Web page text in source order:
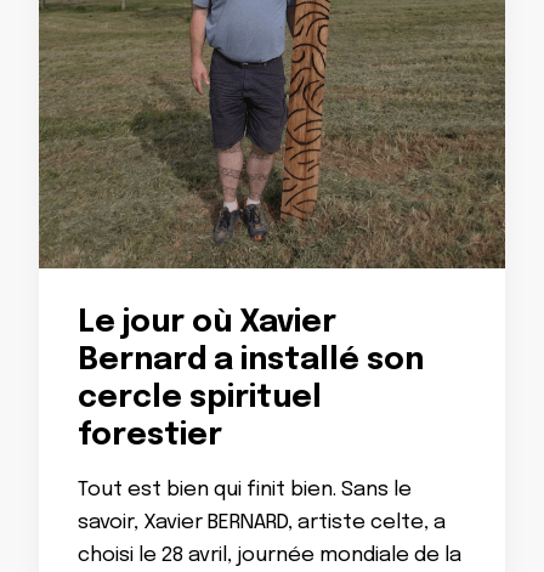
Le jour où Xavier
Bernard a installé son
cercle spirituel
forestier
Tout est bien qui finit bien. Sans le
savoir, Xavier BERNARD, artiste celte, a
choisi le 28 avril, journée mondiale de la